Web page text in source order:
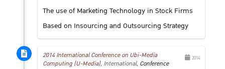
The use of Marketing Technology in Stock Firms
Based on Insourcing and Outsourcing Strategy
2014
2014 International Conference on Ubi-Media
Computing (U-Media), International, Conference